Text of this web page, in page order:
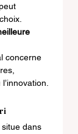
concerne
situe dans